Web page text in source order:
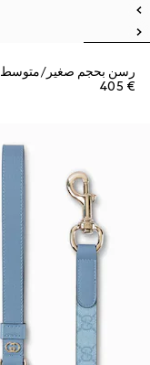
رسن بحجم صغير/متوسط
€ 405